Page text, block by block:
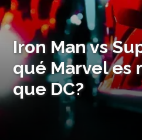
Iron Man vs
qué Marvel es
que DC?